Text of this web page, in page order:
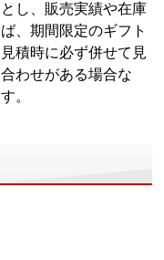
し、販売実績や在庫
、期間限定のギフト
積時に必ず併せて見
わせがある場合な
。